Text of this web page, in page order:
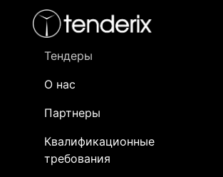
Тендеры
О нас
Партнеры
Квалификационные
требования
- активный лот
Номер лота
Перевозка г. Алматы
(ТОО "АЭМЗ") - г.
Актобе промзона 15
[Завершен]